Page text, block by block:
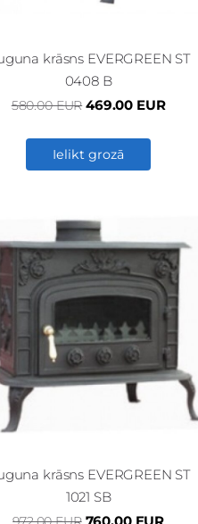
krāsns EVERGREEN ST
0408 B
580.00 EUR 469.00 EUR
Ielikt grozā
krāsns EVERGREEN ST
1021 SB